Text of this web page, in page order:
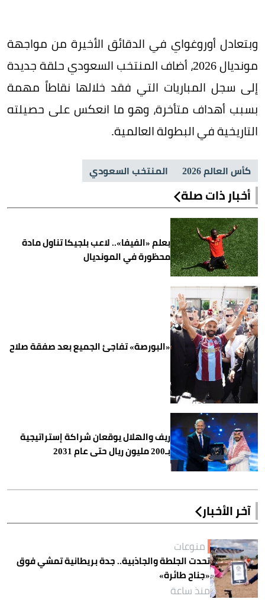
وبتعادل أوروغواي في الدقائق الأخيرة من مواجهة
مونديال 2026، أضاف المنتخب السعودي حلقة جديدة
إلى سجل المباريات التي فقد خلالها نقاطاً مهمة
بسبب أهداف متأخرة، وهو ما انعكس على حصيلته
التاريخية في البطولة العالمية.
كأس العالم 2026 المنتخب السعودي
أخبار ذات صلة
بعلم «الفيفا».. لاعب بلجيكا تناول مادة
محظورة في المونديال
«البورصة» تفاجئ الجميع بعد صفقة صلاح
ريف والهلال يوقعان شراكة إستراتيجية
بـ200 مليون ريال حتى عام 2031
آخر الأخبار
منوعات
تحدت الجلطة والجاذبية.. جدة بريطانية تمشي فوق
«جناح طائرة»
منذ ساعة